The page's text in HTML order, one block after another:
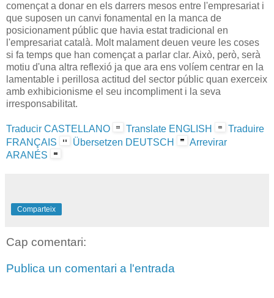
començat a donar en els darrers mesos entre l'empresariat i
que suposen un canvi fonamental en la manca de
posicionament públic que havia estat tradicional en
l'empresariat català. Molt malament deuen veure les coses
si fa temps que han començat a parlar clar. Això, però, serà
motiu d'una altra reflexió ja que ara ens volíem centrar en la
lamentable i perillosa actitud del sector públic quan exerceix
amb exhibicionisme el seu incompliment i la seva
irresponsabilitat.
Traducir CASTELLANO Translate ENGLISH
Traduire
FRANÇAIS
Übersetzen DEUTSCH
Arrevirar
ARANÉS
Comparteix
Cap comentari:
Publica un comentari a l'entrada